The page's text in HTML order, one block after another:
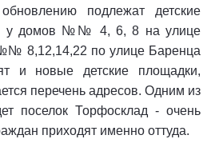
подлежат детские
у домов №№ 4, 6, 8 на улице
8,12,14,22 по улице Баренца
и новые детские площадки,
перечень адресов. Одним из
поселок Торфосклад - очень
приходят именно оттуда.